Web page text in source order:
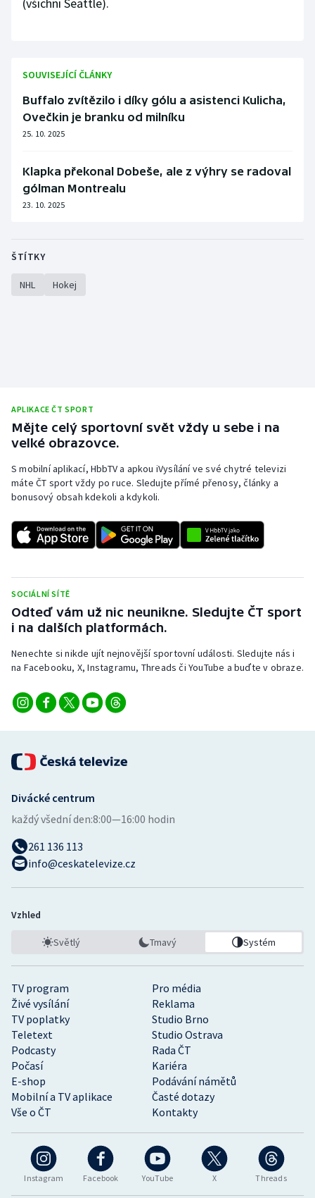
(všichni Seattle).
SOUVISEJÍCÍ ČLÁNKY
Buffalo zvítězilo i díky gólu a asistenci Kulicha,
Ovečkin je branku od milníku
25. 10. 2025
Klapka překonal Dobeše, ale z výhry se radoval
gólman Montrealu
23. 10. 2025
ŠTÍTKY
NHL Hokej
APLIKACE ČT SPORT
Mějte celý sportovní svět vždy u sebe i na
velké obrazovce.
S mobilní aplikací, HbbTV a apkou iVysílání ve své chytré televizi
máte ČT sport vždy po ruce. Sledujte přímé přenosy, články a
bonusový obsah kdekoli a kdykoli.
SOCIÁLNÍ SÍTĚ
Odteď vám už nic neunikne. Sledujte ČT sport
i na dalších platformách.
Nenechte si nikde ujít nejnovější sportovní události. Sledujte nás i
na Facebooku, X, Instagramu, Threads či YouTube a buďte v obraze.
Instagram Facebook YouTube X Threads
TV program
Pro média
Živé vysílání
Reklama
TV poplatky
Studio Brno
Teletext
Studio Ostrava
Podcasty
Rada ČT
Počasí
Kariéra
E-shop
Podávání námětů
Mobilní a TV aplikace
Časté dotazy
Vše o ČT
Kontakty
Divácké centrum
každý všední den:8:00—16:00 hodin
261 136 113
info@ceskatelevize.cz
Vzhled
Světlý Tmavý Systém